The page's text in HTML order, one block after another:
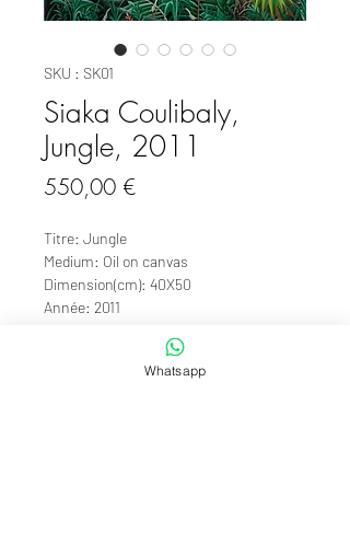
SKU : SK01
Siaka Coulibaly,
Jungle, 2011
550,00 €Prix
Titre: Jungle
Medium: Oil on canvas
Dimension(cm): 40X50
Année: 2011
Détails techniques: /
Provenance: Ouagadougou, Burkina
Whatsapp